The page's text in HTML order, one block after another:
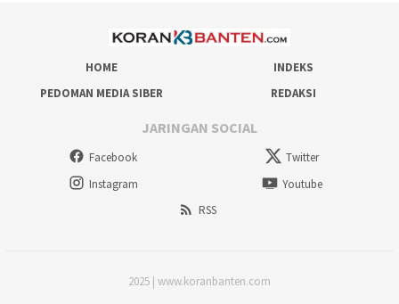
HOME
INDEKS
PEDOMAN MEDIA SIBER
REDAKSI
JARINGAN SOCIAL
Facebook
Twitter
Instagram
Youtube
RSS
2025 | www.koranbanten.com